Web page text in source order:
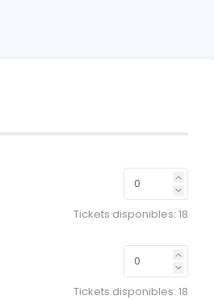
Tickets disponibles: 18
Tickets disponibles: 18